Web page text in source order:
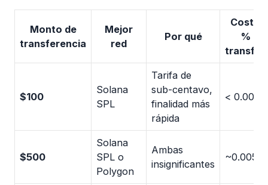
Monto de
transferencia
Mejor
red
Por qué
Costo
% de
$100
Solana
SPL
Tarifa de
sub-centavo,
finalidad más
rápida
< 0.001%
$500
Solana
SPL o
Polygon
Ambas
insignificantes
~0.005%